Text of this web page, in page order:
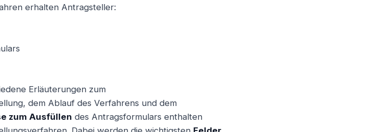
erhalten Antragsteller:
Erläuterungen zum
dem Ablauf des Verfahrens und dem
zum Ausfüllen des Antragsformulars enthalten